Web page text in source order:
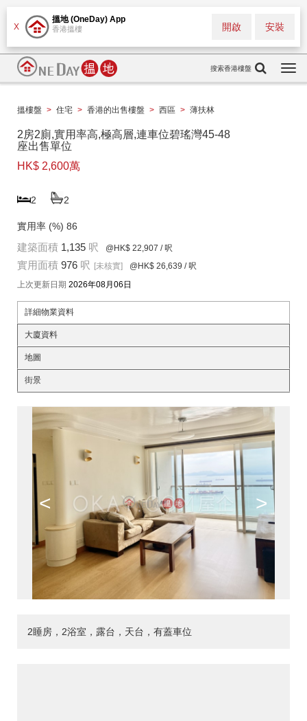
X
搵地 (OneDay) App
香港搵樓 安裝
開啟
搜索香港樓盤
搵樓盤 > 住宅 > 香港的出售樓盤 > 西區 > 薄扶林
2房2廁,實用率高,極高層,連車位碧瑤灣45-48
座出售單位
HK$ 2,600萬
2 2
實用率 (%) 86
建築面積 1,135 呎 @HK$ 22,907 / 呎
實用面積 976 呎 [未核實] @HK$ 26,639 / 呎
上次更新日期 2026年08月06日
詳細物業資料
大廈資料
地圖
街景
< >
2睡房，2浴室，露台，天台，有蓋車位